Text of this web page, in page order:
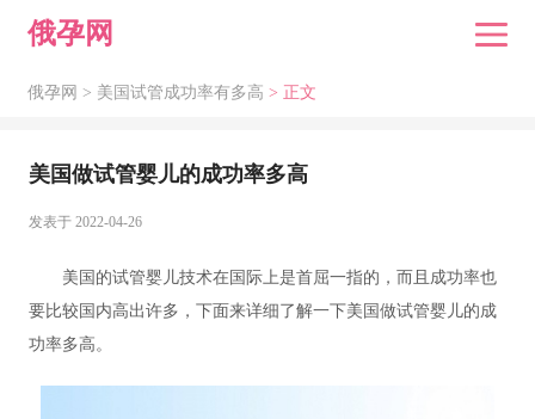
俄孕网
俄孕网 > 美国试管成功率有多高 > 正文
美国做试管婴儿的成功率多高
发表于 2022-04-26
美国的试管婴儿技术在国际上是首屈一指的，而且成功率也
要比较国内高出许多，下面来详细了解一下美国做试管婴儿的成
功率多高。